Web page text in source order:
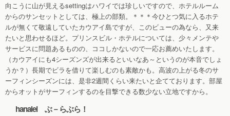
向こうに山が見えるsettingはハワイでは珍しいですので、ホテルルーム
からのサンセットとしては、極上の部類。＊＊＊今ひとつ気に入るホテ
ルが無くて敬遠していたカウアイ島ですが、このビューの為なら、又来
たいと思わせるほど。プリンスビル・ホテルについては、少々メンテや
サービスに問題あるものの、ココしかないので一応お薦めいたします。
（カウアイにも4シーズンズが出来るといいなあ～というのが本音でしょ
うか？）長期でビラを借りて楽しむのも素敵かも。高波の上がる冬のサ
ーフィンシーズンには、是非2週間くらい来たいと企てております。部屋
からオットがサーフィンするのを目撃できる数少ない立地ですから。
hanalei ぶ－らぶら！